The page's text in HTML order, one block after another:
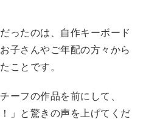
ったのは、自作キーボード
子さんやご年配の方々から
ことです。
ーフの作品を前にして、
」と驚きの声を上げてくだ